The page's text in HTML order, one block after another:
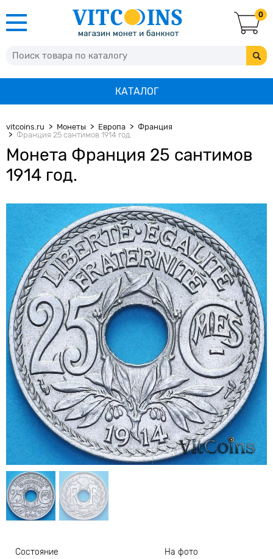
0
КАТАЛОГ
vitcoins.ru Монеты Европа
Франция
Франция 25 сантимов 1914 год.
Монета Франция 25 сантимов
1914 год.
Состояние
На фото